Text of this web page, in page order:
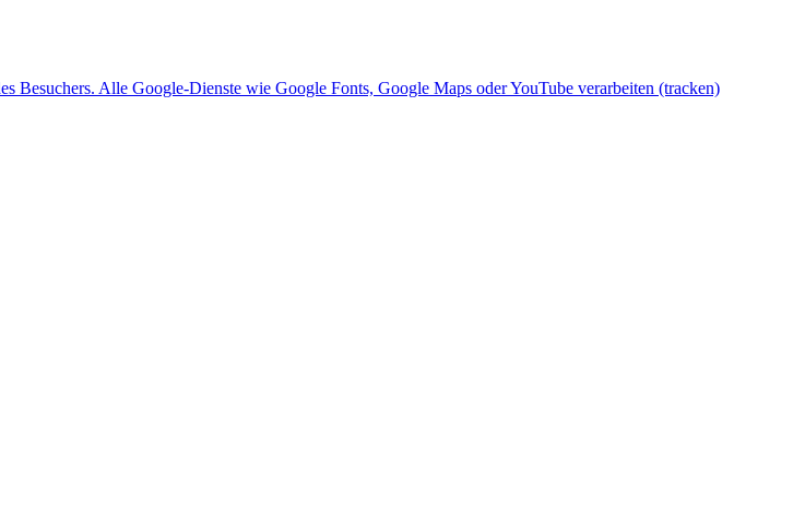
Besuchers. Alle Google-Dienste wie Google Fonts, Google Maps oder YouTube verarbeiten (tracken)